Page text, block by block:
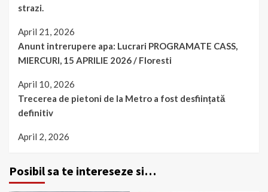
strazi.
April 21, 2026
Anunt intrerupere apa: Lucrari PROGRAMATE CASS,
MIERCURI, 15 APRILIE 2026 / Floresti
April 10, 2026
Trecerea de pietoni de la Metro a fost desființată
definitiv
April 2, 2026
Posibil sa te intereseze si…